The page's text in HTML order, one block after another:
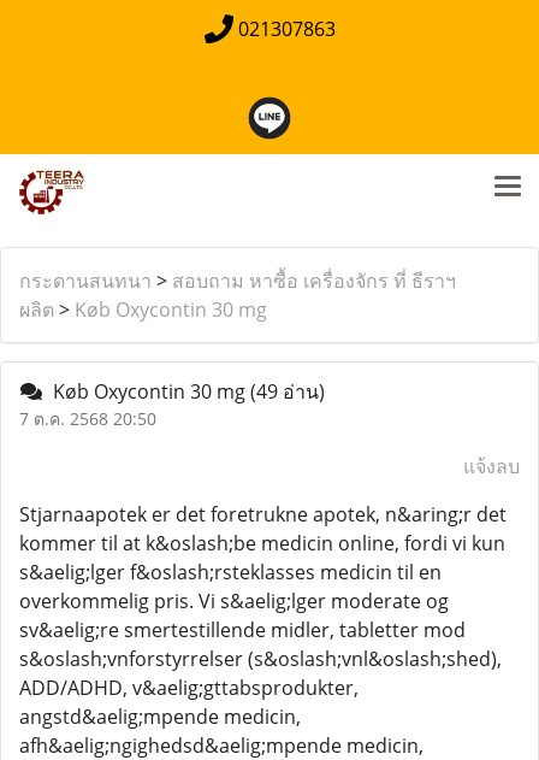
021307863
กระดานสนทนา > สอบถาม หาซื้อ เครื่องจักร ที่ ธีราฯ
ผลิต > Køb Oxycontin 30 mg
Køb Oxycontin 30 mg(49 อ่าน)
7 ต.ค. 2568 20:50
แจ้งลบ
Stjarnaapotek er det foretrukne apotek, n&aring;r det
kommer til at k&oslash;be medicin online, fordi vi kun
s&aelig;lger f&oslash;rsteklasses medicin til en
overkommelig pris. Vi s&aelig;lger moderate og
sv&aelig;re smertestillende midler, tabletter mod
s&oslash;vnforstyrrelser (s&oslash;vnl&oslash;shed),
ADD/ADHD, v&aelig;gttabsprodukter,
angstd&aelig;mpende medicin,
afh&aelig;ngighedsd&aelig;mpende medicin,